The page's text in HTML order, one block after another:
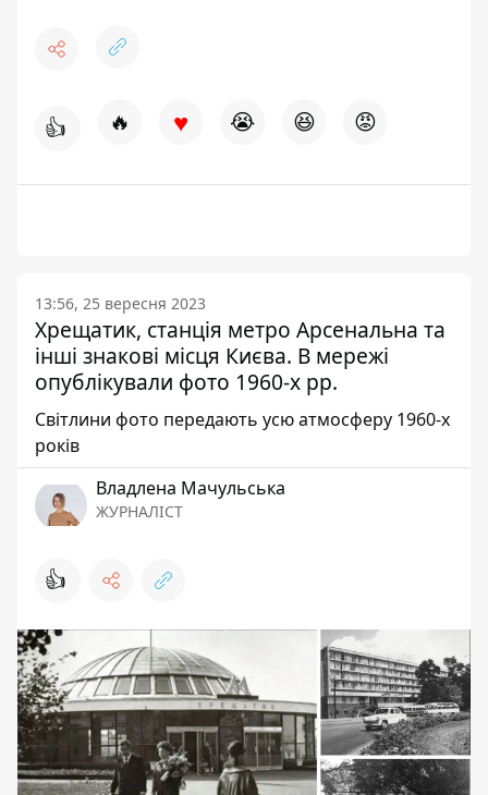
👍 🔥 ♥ 😭 😆 😡
13:56, 25 вересня 2023
Хрещатик, станція метро Арсенальна та
інші знакові місця Києва. В мережі
опублікували фото 1960-х рр.
Світлини фото передають усю атмосферу 1960-х
років
Владлена Мачульська
ЖУРНАЛІСТ
👍